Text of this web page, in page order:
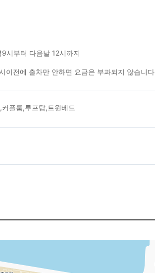
시부터 다음날 12시까지
이전에 출차만 안하면 요금은 부과되지 않습니다
플룸,루프탑,트윈베드